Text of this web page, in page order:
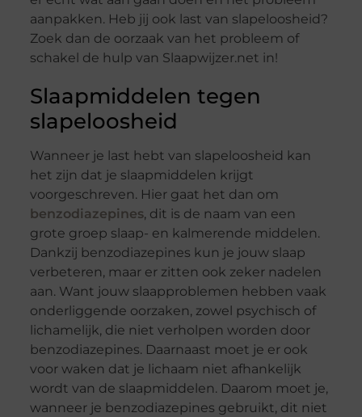
aanpakken. Heb jij ook last van slapeloosheid?
Zoek dan de oorzaak van het probleem of
schakel de hulp van Slaapwijzer.net in!
Slaapmiddelen tegen
slapeloosheid
Wanneer je last hebt van slapeloosheid kan
het zijn dat je slaapmiddelen krijgt
voorgeschreven. Hier gaat het dan om
benzodiazepines, dit is de naam van een
grote groep slaap- en kalmerende middelen.
Dankzij benzodiazepines kun je jouw slaap
verbeteren, maar er zitten ook zeker nadelen
aan. Want jouw slaapproblemen hebben vaak
onderliggende oorzaken, zowel psychisch of
lichamelijk, die niet verholpen worden door
benzodiazepines. Daarnaast moet je er ook
voor waken dat je lichaam niet afhankelijk
wordt van de slaapmiddelen. Daarom moet je,
wanneer je benzodiazepines gebruikt, dit niet